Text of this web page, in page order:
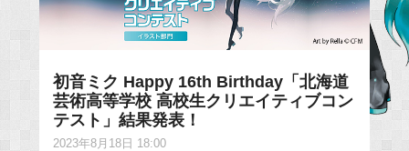
初音ミク Happy 16th Birthday「北海道
芸術高等学校 高校生クリエイティブコン
テスト」結果発表！
2023年8月18日 18:00